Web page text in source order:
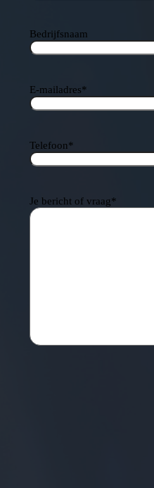
Bedrijfsnaam
E-mailadres*
Telefoon*
Je bericht of vraag*